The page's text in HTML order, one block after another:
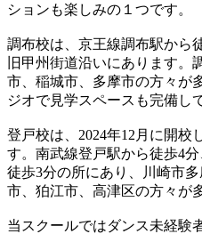
ションも楽しみの１つです。
調布校は、京王線調布駅から
旧甲州街道沿いにあります。
市、稲城市、多摩市の方々が
ジオで見学スペースも完備し
登戸校は、2024年12月に開校
す。南武線登戸駅から徒歩4
徒歩3分の所にあり、川崎市
市、狛江市、高津区の方々が
当スクールではダンス未経験